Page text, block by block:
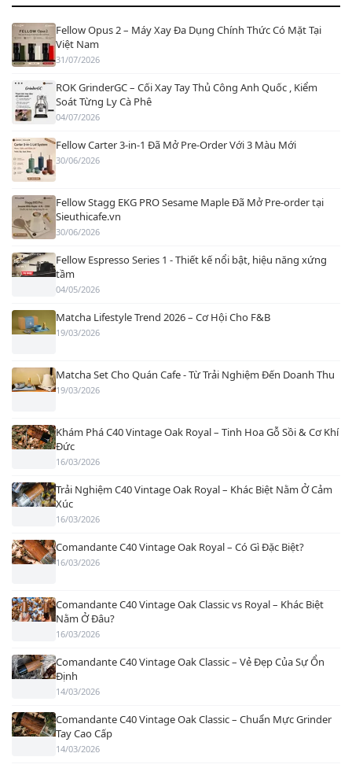
Fellow Opus 2 – Máy Xay Đa Dụng Chính Thức Có Mặt Tại
Việt Nam
31/07/2026
ROK GrinderGC – Cối Xay Tay Thủ Công Anh Quốc , Kiểm
Soát Từng Ly Cà Phê
04/07/2026
Fellow Carter 3-in-1 Đã Mở Pre-Order Với 3 Màu Mới
30/06/2026
Fellow Stagg EKG PRO Sesame Maple Đã Mở Pre-order tại
Sieuthicafe.vn
30/06/2026
Fellow Espresso Series 1 - Thiết kế nổi bật, hiệu năng xứng
tầm
04/05/2026
Matcha Lifestyle Trend 2026 – Cơ Hội Cho F&B
19/03/2026
Matcha Set Cho Quán Cafe - Từ Trải Nghiệm Đến Doanh Thu
19/03/2026
Khám Phá C40 Vintage Oak Royal – Tinh Hoa Gỗ Sồi & Cơ Khí
Đức
16/03/2026
Trải Nghiệm C40 Vintage Oak Royal – Khác Biệt Nằm Ở Cảm
Xúc
16/03/2026
Comandante C40 Vintage Oak Royal – Có Gì Đặc Biệt?
16/03/2026
Comandante C40 Vintage Oak Classic vs Royal – Khác Biệt
Nằm Ở Đâu?
16/03/2026
Comandante C40 Vintage Oak Classic – Vẻ Đẹp Của Sự Ổn
Định
14/03/2026
Comandante C40 Vintage Oak Classic – Chuẩn Mực Grinder
Tay Cao Cấp
14/03/2026